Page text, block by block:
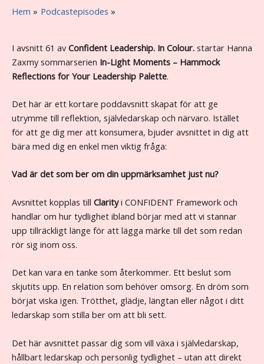
Hem
Podcastepisodes
I avsnitt 61 avConfident Leadership. In Colour. startar Hanna
Zaxmy sommarserien In-Light Moments – Hammock
Reflections for Your Leadership Palette.
Det här är ett kortare poddavsnitt skapat för att ge
utrymme till reflektion, självledarskap och närvaro. Istället
för att ge dig mer att konsumera, bjuder avsnittet in dig att
bära med dig en enkel men viktig fråga:
Vad är det som ber om din uppmärksamhet just nu?
Avsnittet kopplas till Clarityi CONFIDENT Framework och
handlar om hur tydlighet ibland börjar med att vi stannar
upp tillräckligt länge för att lägga märke till det som redan
rör sig inom oss.
Det kan vara en tanke som återkommer. Ett beslut som
skjutits upp. En relation som behöver omsorg. En dröm som
börjat viska igen. Trötthet, glädje, längtan eller något i ditt
ledarskap som stilla ber om att bli sett.
Det här avsnittet passar dig som vill växa i självledarskap,
hållbart ledarskap och personlig tydlighet – utan att direkt